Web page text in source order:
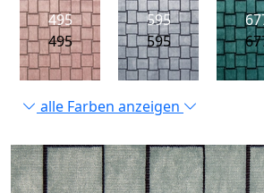
495
495
595
595
alle Farben anzeigen